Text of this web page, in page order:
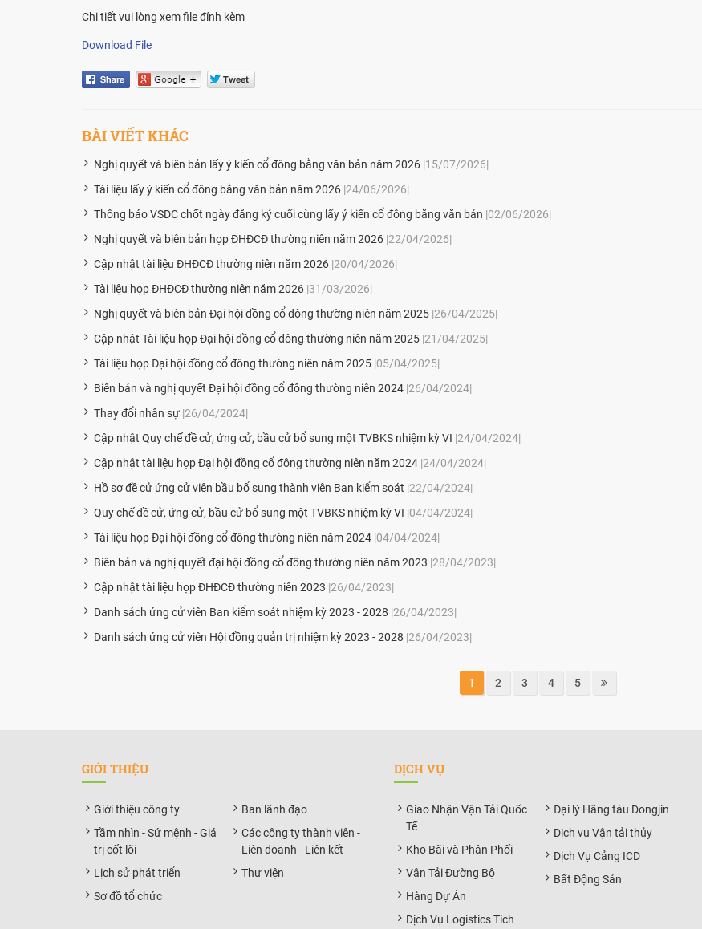
Chi tiết vui lòng xem file đính kèm
Download File
BÀI VIẾT KHÁC
Nghị quyết và biên bản lấy ý kiến cổ đông bằng văn bản năm 2026 |15/07/2026|
Tài liệu lấy ý kiến cổ đông bằng văn bản năm 2026 |24/06/2026|
Thông báo VSDC chốt ngày đăng ký cuối cùng lấy ý kiến cổ đông bằng văn bản |02/06/2026|
Nghị quyết và biên bản họp ĐHĐCĐ thường niên năm 2026 |22/04/2026|
Cập nhật tài liệu ĐHĐCĐ thường niên năm 2026 |20/04/2026|
Tài liệu họp ĐHĐCĐ thường niên năm 2026 |31/03/2026|
Nghị quyết và biên bản Đại hội đồng cổ đông thường niên năm 2025 |26/04/2025|
Cập nhật Tài liệu họp Đại hội đồng cổ đông thường niên năm 2025 |21/04/2025|
Tài liệu họp Đại hội đồng cổ đông thường niên năm 2025 |05/04/2025|
Biên bản và nghị quyết Đại hội đồng cổ đông thường niên 2024 |26/04/2024|
Thay đổi nhân sự |26/04/2024|
Cập nhật Quy chế đề cử, ứng cử, bầu cử bổ sung một TVBKS nhiệm kỳ VI |24/04/2024|
Cập nhật tài liệu họp Đại hội đồng cổ đông thường niên năm 2024 |24/04/2024|
Hồ sơ đề cử ứng cử viên bầu bổ sung thành viên Ban kiểm soát |22/04/2024|
Quy chế đề cử, ứng cử, bầu cử bổ sung một TVBKS nhiệm kỳ VI |04/04/2024|
Tài liệu họp Đại hội đồng cổ đông thường niên năm 2024 |04/04/2024|
Biên bản và nghị quyết đại hội đồng cổ đông thường niên năm 2023 |28/04/2023|
Cập nhật tài liệu họp ĐHĐCĐ thường niên 2023 |26/04/2023|
Danh sách ứng cử viên Ban kiểm soát nhiệm kỳ 2023 - 2028 |26/04/2023|
Danh sách ứng cử viên Hội đồng quản trị nhiệm kỳ 2023 - 2028 |26/04/2023|
1 2 3 4 5
GIỚI THIỆU
Giới thiệu công ty
Tầm nhìn - Sứ mệnh - Giá
trị cốt lõi
Lịch sử phát triển
Sơ đồ tổ chức
Ban lãnh đạo
Các công ty thành viên -
Liên doanh - Liên kết
Thư viện
DỊCH VỤ
Giao Nhận Vận Tải Quốc
Tế
Kho Bãi và Phân Phối
Vận Tải Đường Bộ
Hàng Dự Án
Dịch Vụ Logistics Tích
Đại lý Hãng tàu Dongjin
Dịch vụ Vận tải thủy
Dịch Vụ Cảng ICD
Bất Động Sản